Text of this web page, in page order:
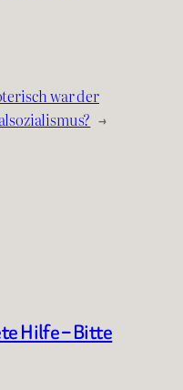
war der
→
Hilfe – Bitte